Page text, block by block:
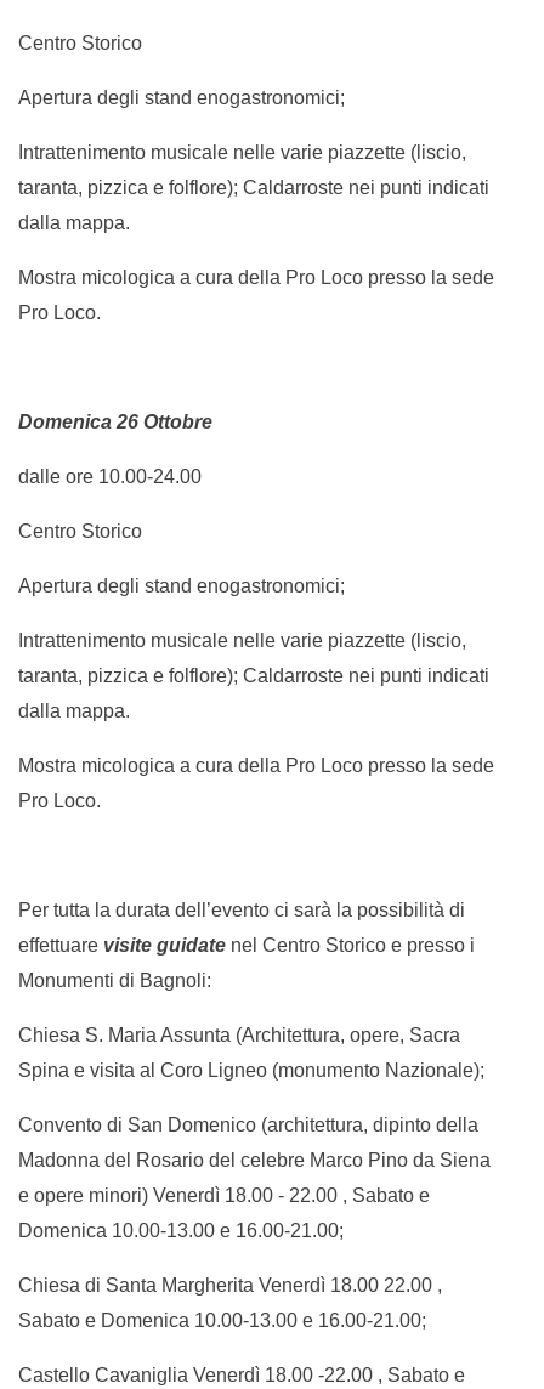
Centro Storico
Apertura degli stand enogastronomici;
Intrattenimento musicale nelle varie piazzette (liscio,
taranta, pizzica e folflore); Caldarroste nei punti indicati
dalla mappa.
Mostra micologica a cura della Pro Loco presso la sede
Pro Loco.
Domenica 26 Ottobre
dalle ore 10.00-24.00
Centro Storico
Apertura degli stand enogastronomici;
Intrattenimento musicale nelle varie piazzette (liscio,
taranta, pizzica e folflore); Caldarroste nei punti indicati
dalla mappa.
Mostra micologica a cura della Pro Loco presso la sede
Pro Loco.
Per tutta la durata dell’evento ci sarà la possibilità di
effettuare visite guidate nel Centro Storico e presso i
Monumenti di Bagnoli:
Chiesa S. Maria Assunta (Architettura, opere, Sacra
Spina e visita al Coro Ligneo (monumento Nazionale);
Convento di San Domenico (architettura, dipinto della
Madonna del Rosario del celebre Marco Pino da Siena
e opere minori) Venerdì 18.00 - 22.00 , Sabato e
Domenica 10.00-13.00 e 16.00-21.00;
Chiesa di Santa Margherita Venerdì 18.00 22.00 ,
Sabato e Domenica 10.00-13.00 e 16.00-21.00;
Castello Cavaniglia Venerdì 18.00 -22.00 , Sabato e